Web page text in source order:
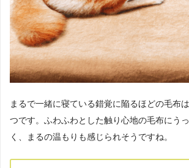
まるで一緒に寝ている錯覚に陥るほどの毛布
つです。ふわふわとした触り心地の毛布にう
く、まるの温もりも感じられそうですね。